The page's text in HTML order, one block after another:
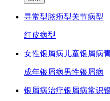
寻常型脓疱型关节病型
红皮病型
女性银屑病 儿童银屑病
成年银屑病男性银屑病
银屑病治疗银屑病常识